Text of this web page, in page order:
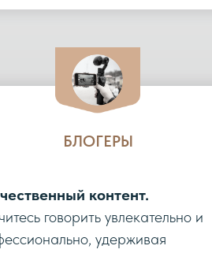
БЛОГЕРЫ
контент.
говорить увлекательно и
удерживая